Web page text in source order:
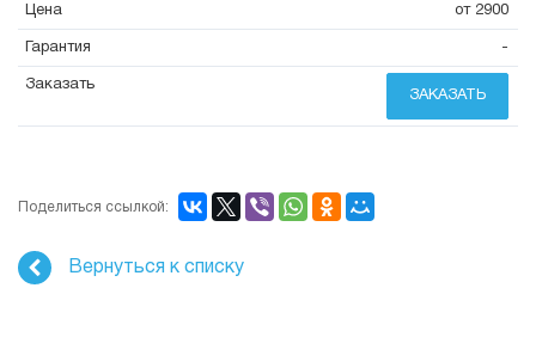
от 2900
-
ЗАКАЗАТЬ
Поделиться ссылкой:
Вернуться к списку